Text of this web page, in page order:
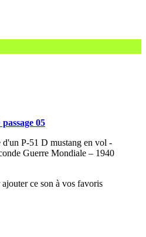
05
P-51 D mustang en vol -
Guerre Mondiale – 1940